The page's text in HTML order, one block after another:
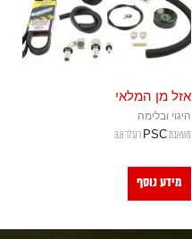
אזל מן המלאי
היגוי ובלימה
משאבת PSC רנגלר 3.8
מידע נוסף